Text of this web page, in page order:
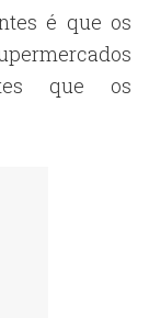
é que os
que os